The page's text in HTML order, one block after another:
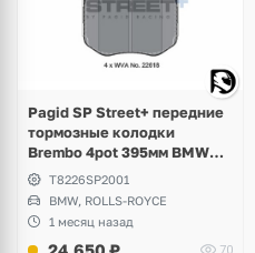
Pagid SP Street+ передние
тормозные колодки
Brembo 4pot 395мм BMW
G30, G31, G32, X5 G05, X6
G06, X7 G07, Rolls-Royce
Cullinan, Phantom, Ghost
T8226SP2001
BMW, ROLLS-ROYCE
1 месяц назад